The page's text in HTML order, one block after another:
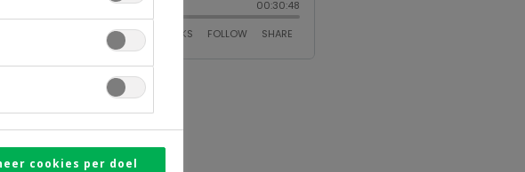
cookies per doel